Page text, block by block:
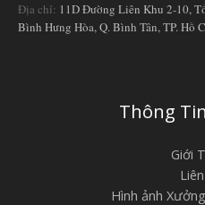
Địa chỉ: 11D Đường Liên Khu 2-10,
Bình Hưng Hòa, Q. Bình Tân, TP. Hồ
Thông
Giới
Hình ảnh